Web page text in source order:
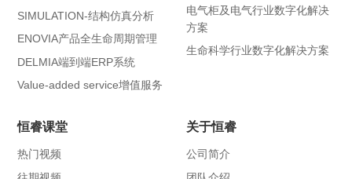
SIMULATION-结构仿真分析
ENOVIA产品全生命周期管理
DELMIA端到端ERP系统
Value-added service增值服务
电气柜及电气行业数字化解决
方案
生命科学行业数字化解决方案
恒睿课堂
热门视频
关于恒睿
公司简介